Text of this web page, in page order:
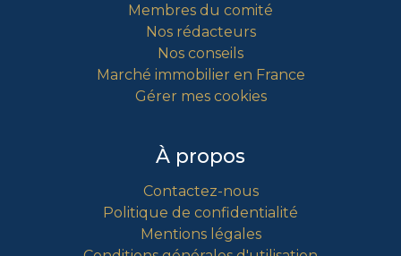
Membres du comité
Nos rédacteurs
Nos conseils
Marché immobilier en France
Gérer mes cookies
À propos
Contactez-nous
Politique de confidentialité
Mentions légales